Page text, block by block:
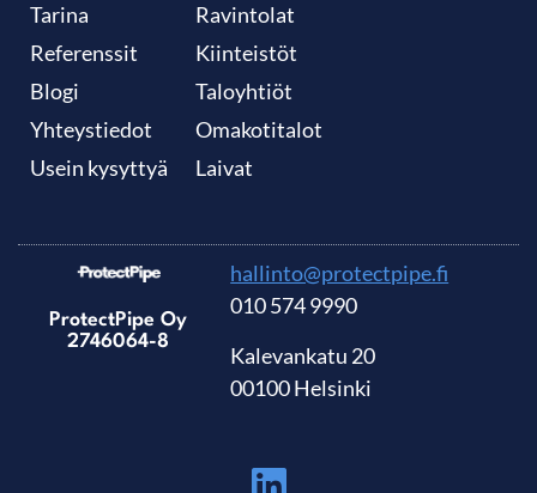
Tarina
Referenssit
Blogi
Yhteystiedot
Usein kysyttyä
Ravintolat
Kiinteistöt
Taloyhtiöt
Omakotitalot
Laivat
ProtectPipe Oy
2746064-8
hallinto@protectpipe.fi
010 574 9990
Kalevankatu 20
00100 Helsinki